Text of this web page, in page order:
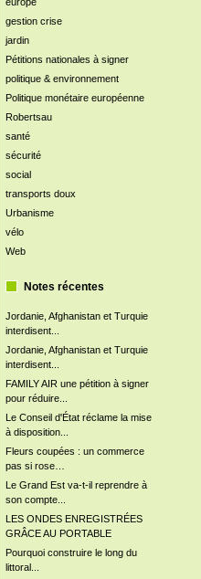
gestion crise
jardin
Pétitions nationales à signer
politique & environnement
Politique monétaire européenne
Robertsau
santé
sécurité
social
transports doux
Urbanisme
vélo
Web
Notes récentes
Jordanie, Afghanistan et Turquie
interdisent...
Jordanie, Afghanistan et Turquie
interdisent...
FAMILY AIR une pétition à signer
pour réduire...
Le Conseil d'État réclame la mise
à disposition...
Fleurs coupées : un commerce
pas si rose…
Le Grand Est va-t-il reprendre à
son compte...
LES ONDES ENREGISTRÉES
GRÂCE AU PORTABLE
Pourquoi construire le long du
littoral...